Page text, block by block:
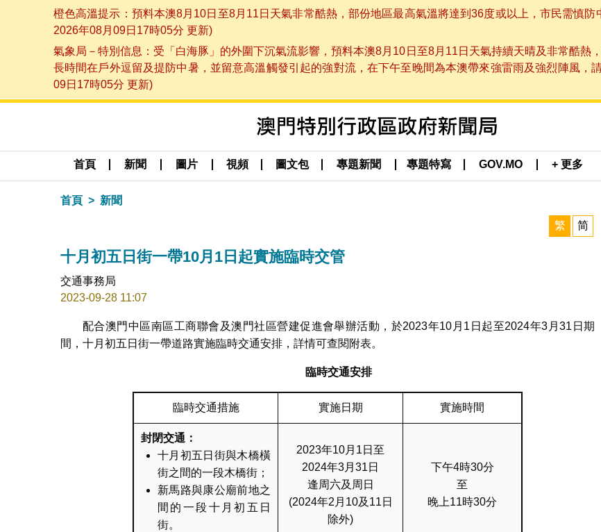
橙色高溫提示：預料本澳8月10日至8月11日天氣非常酷熱，部份地區最高氣溫將達到36度或以上，市民需慎
2026年08月09日17時05分 更新)
氣象局－特別信息：受「白海豚」的外圍下沉氣流影響，預料本澳8月10日至8月11日天氣持續天晴及非常酷熱
長時間在戶外逗留及提防中暑，並留意高溫觸發引起的強對流，在下午至晚間為本澳帶來強雷雨及強烈陣風，
09日17時05分 更新)
首頁 新聞 圖片 視頻 圖文包 專題新聞 專題特寫 GOV.MO + 更多
首頁 新聞
繁 简
十月初五日街一帶10月1日起實施臨時交管
交通事務局
2023-09-28 11:07
配合澳門中區南區工商聯會及澳門社區營建促進會舉辦活動，於2023年10月1日起至2024年3月31日期
間，十月初五日街一帶道路實施臨時交通安排，詳情可查閱附表。
臨時交通安排
臨時交通措施 實施日期 實施時間
封閉交通：
十月初五日街與木橋橫
街之間的一段木橋街；
新馬路與康公廟前地之
間的一段十月初五日
街。
2023年10月1日至
2024年3月31日
逢周六及周日
(2024年2月10及11日
除外)
下午4時30分
至
晚上11時30分